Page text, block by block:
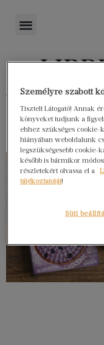
Személyre szabott
Tisztelt Látogató! Annak
könyveket tudjunk a
ehhez szükséges cookie-
hiányában weboldalunk
legszükségesebb cookie-
később is bármikor
részletekért olvassa el a
tájékoztatóját!
Süti